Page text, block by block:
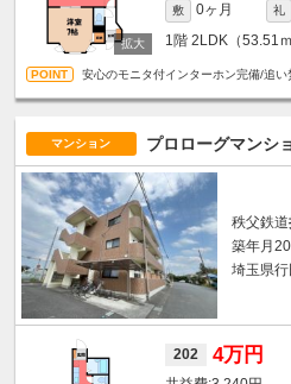
敷 0ヶ月 礼
1階 2LDK（53.51ｍ
安心のモニタ付インターホン完備/追
マンション プロローグマンシ
秩父鉄道
築年月
埼玉県
202 4万円